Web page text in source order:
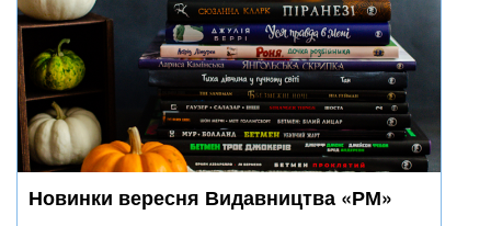
Новинки вересня Видавництва «РМ»